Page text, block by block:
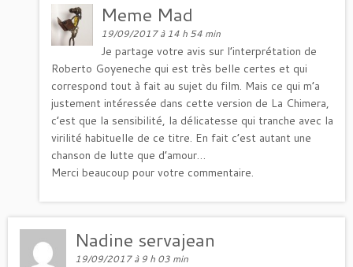
Meme Mad
19/09/2017 à 14 h 54 min
Je partage votre avis sur l’interprétation de
Roberto Goyeneche qui est très belle certes et qui
correspond tout à fait au sujet du film. Mais ce qui m’a
justement intéressée dans cette version de La Chimera,
c’est que la sensibilité, la délicatesse qui tranche avec la
virilité habituelle de ce titre. En fait c’est autant une
chanson de lutte que d’amour…
Merci beaucoup pour votre commentaire.
Nadine servajean
19/09/2017 à 9 h 03 min